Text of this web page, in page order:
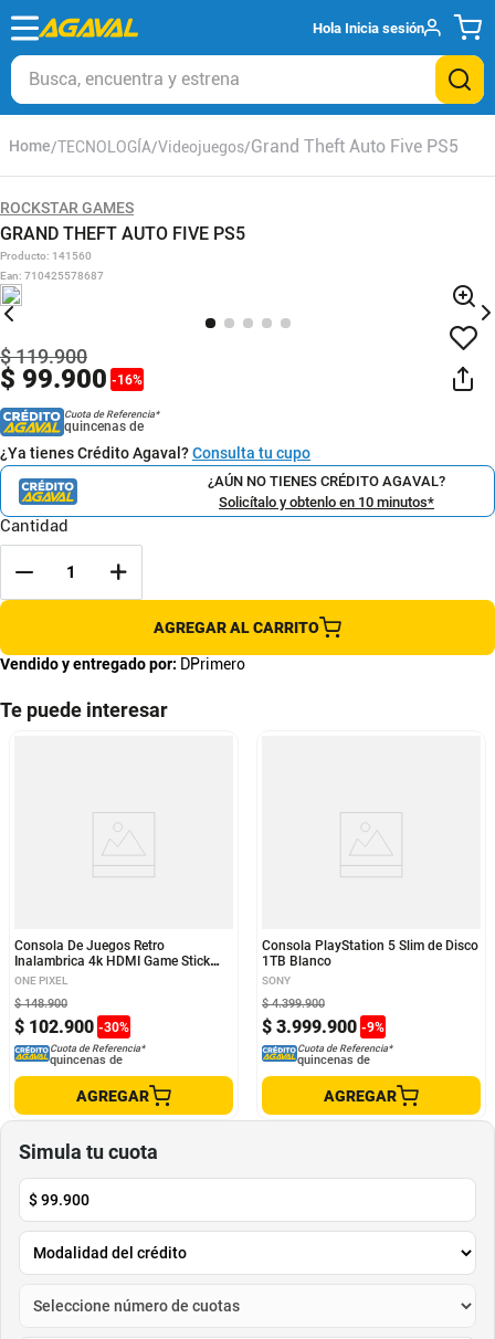
Hola Inicia sesión
Busca, encuentra y estrena
TECNOLOGÍA Videojuegos Grand Theft Auto Five PS5
ROCKSTAR GAMES
GRAND THEFT AUTO FIVE PS5
Producto: 141560
Ean: 710425578687
$ 99.900 -16%
$119.900
Cuota de Referencia*
quincenas de
¿Ya tienes Crédito Agaval?Consulta tu cupo
¿AÚN NO TIENES CRÉDITO AGAVAL?
Solicítalo y obtenlo en 10 minutos*
Cantidad
AGREGAR AL CARRITO
Vendido y entregado por: DPrimero
Te puede interesar
Consola De Juegos Retro
Inalambrica 4k HDMI Game Stick
64G 15.000 Juegos
ONE PIXEL
$ 102.900 -30%
$ 148.900
Cuota de Referencia*
quincenas de
AGREGAR
Consola PlayStation 5 Slim de Disco
1TB Blanco
SONY
$ 3.999.900 -9%
$ 4.399.900
Cuota de Referencia*
quincenas de
AGREGAR
Simula tu cuota
$99.900